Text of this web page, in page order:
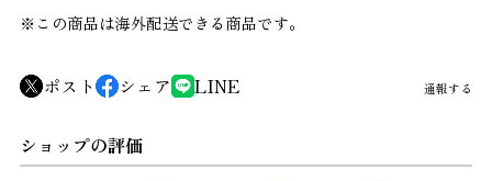
※この商品は海外配送できる商品です。
ポスト シェア LINE 通報する
ショップの評価